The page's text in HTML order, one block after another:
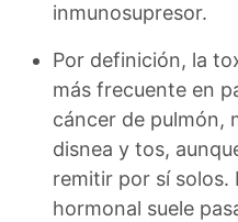
inmunosupresor.
Por definición, la
más frecuente en
cáncer de pulmón,
disnea y tos,
remitir por sí solos.
hormonal suele